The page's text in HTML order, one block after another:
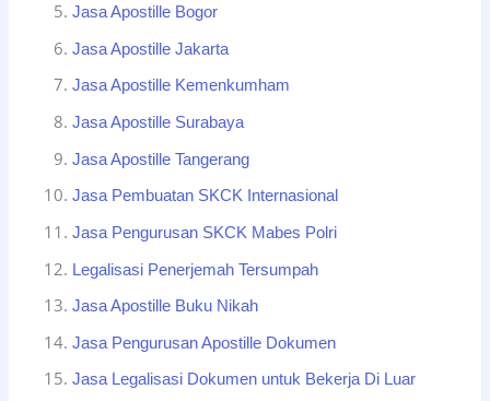
Jasa Apostille Bogor
Jasa Apostille Jakarta
Jasa Apostille Kemenkumham
Jasa Apostille Surabaya
Jasa Apostille Tangerang
Jasa Pembuatan SKCK Internasional
Jasa Pengurusan SKCK Mabes Polri
Legalisasi Penerjemah Tersumpah
Jasa Apostille Buku Nikah
Jasa Pengurusan Apostille Dokumen
Jasa Legalisasi Dokumen untuk Bekerja Di Luar